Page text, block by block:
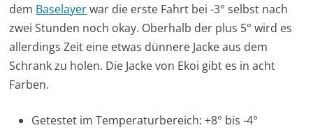
dem Baselayerwar die erste Fahrt bei -3° selbst nach
zwei Stunden noch okay. Oberhalb der plus 5° wird es
allerdings Zeit eine etwas dünnere Jacke aus dem
Schrank zu holen. Die Jacke von Ekoi gibt es in acht
Farben.
Getestet im Temperaturbereich: +8° bis -4°